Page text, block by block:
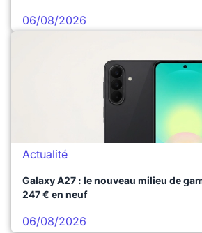
06/08/2026
Actualité
Galaxy A27 : le nouveau milieu de
247 € en neuf
06/08/2026